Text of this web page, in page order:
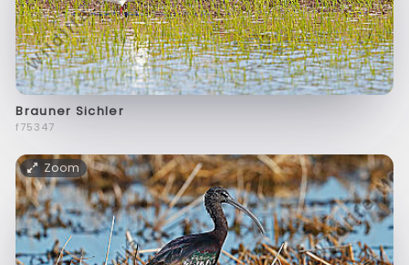
Brauner Sichler
f75347
Zoom